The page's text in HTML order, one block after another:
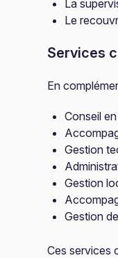
La
Le
Services
En
Conseil
Gestion
Gestion
Gestion
Ces services